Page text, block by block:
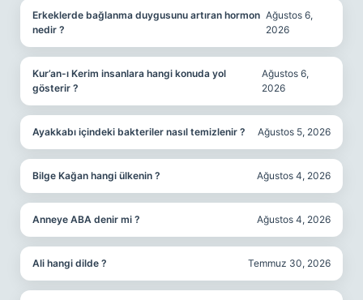
Erkeklerde bağlanma duygusunu artıran hormon
nedir ?
Ağustos 6,
2026
Kur’an-ı Kerim insanlara hangi konuda yol
gösterir ?
Ağustos 6,
2026
Ayakkabı içindeki bakteriler nasıl temizlenir ? Ağustos 5, 2026
Bilge Kağan hangi ülkenin ? Ağustos 4, 2026
Anneye ABA denir mi ? Ağustos 4, 2026
Ali hangi dilde ? Temmuz 30, 2026